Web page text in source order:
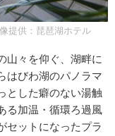
提供：琵琶湖ホテル
山々を仰ぐ、湖畔に
はびわ湖のパノラマ
とした癖のない湯触
る加温・循環ろ過風
セットになったプラ